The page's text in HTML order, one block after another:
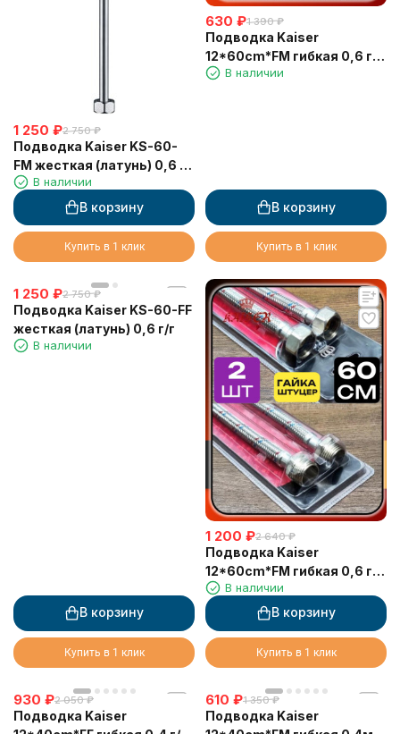
1 250 ₽2 750 ₽
Подводка Kaiser KS-60-
FM жесткая (латунь) 0,6 г/
ш
В наличии
В корзину
Купить в 1 клик
630 ₽1 390 ₽
Подводка Kaiser
12*60cm*FM гибкая 0,6 г/
ш в блистере 1 шт
В наличии
В корзину
Купить в 1 клик
1 250 ₽2 750 ₽
Подводка Kaiser KS-60-FF
жесткая (латунь) 0,6 г/г
В наличии
В корзину
Купить в 1 клик
1 200 ₽2 640 ₽
Подводка Kaiser
12*60cm*FM гибкая 0,6 г/
ш в блистере (пара - 2 шт)
В наличии
В корзину
Купить в 1 клик
930 ₽2 050 ₽
Подводка Kaiser
610 ₽1 350 ₽
Подводка Kaiser